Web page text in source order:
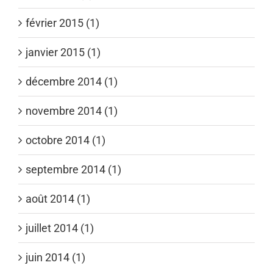
février 2015 (1)
janvier 2015 (1)
décembre 2014 (1)
novembre 2014 (1)
octobre 2014 (1)
septembre 2014 (1)
août 2014 (1)
juillet 2014 (1)
juin 2014 (1)